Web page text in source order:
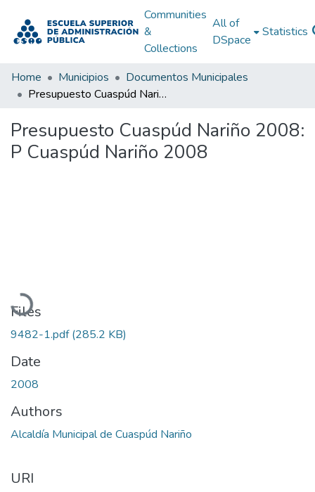
Communities
&
Collections
All of
DSpace
Statistics
Home Municipios
Documentos Municipales
Presupuesto Cuaspúd Nariño 2008: P Cuaspúd Nariño 2008
Presupuesto Cuaspúd Nariño 2008:
P Cuaspúd Nariño 2008
Loading...
Files
9482-1.pdf(285.2 KB)
Date
2008
Authors
Alcaldía Municipal de Cuaspúd Nariño
URI